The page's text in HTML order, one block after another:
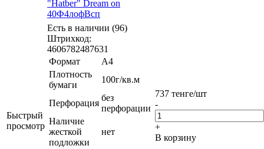
Быстрый
просмотр
"Hatber" Dream on
40Ф4лофВсп
Есть в наличии (96)
Штрихкод:
4606782487631
Формат
А4
Плотность
бумаги
100г/кв.м
Перфорация
без
перфорации
Наличие
жесткой
подложки
нет
737 тенге/шт
-
+
В корзину